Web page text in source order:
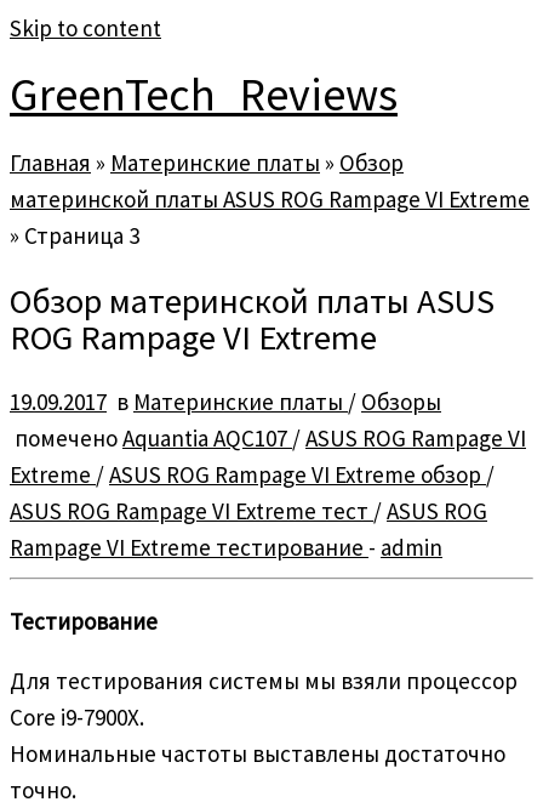
Skip to content
GreenTech_Reviews
Главная » Материнские платы » Обзор
материнской платы ASUS ROG Rampage VI Extreme
» Страница 3
Обзор материнской платы ASUS
ROG Rampage VI Extreme
19.09.2017 в Материнские платы / Обзоры
помеченоAquantia AQC107 /ASUS ROG Rampage VI
Extreme /ASUS ROG Rampage VI Extreme обзор /
ASUS ROG Rampage VI Extreme тест /ASUS ROG
Rampage VI Extreme тестирование - admin
Тестирование
Для тестирования системы мы взяли процессор
Core i9-7900X.
Номинальные частоты выставлены достаточно
точно.